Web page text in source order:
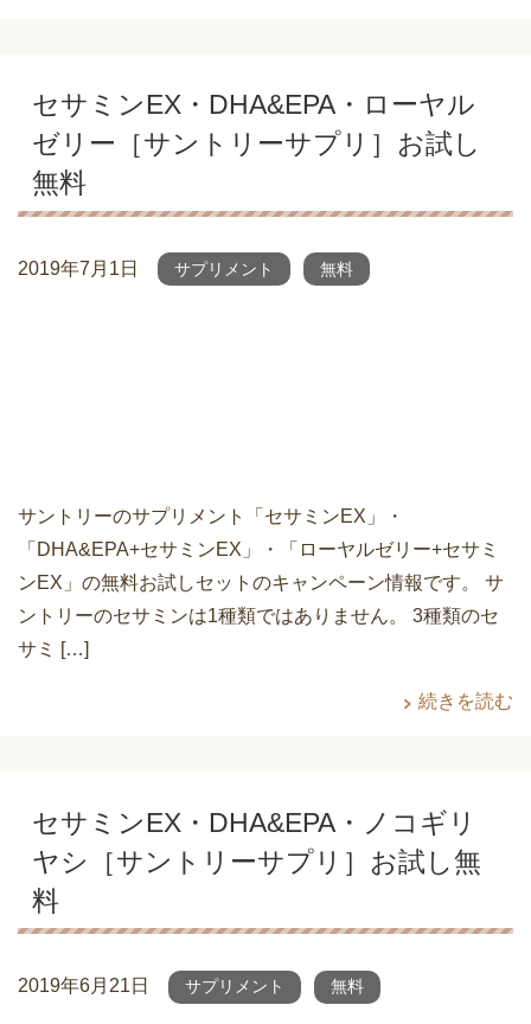
セサミンEX・DHA&EPA・ローヤル
ゼリー［サントリーサプリ］お試し
無料
2019年7月1日 サプリメント 無料
サントリーのサプリメント「セサミンEX」・
「DHA&EPA+セサミンEX」・「ローヤルゼリー+セサミ
ンEX」の無料お試しセットのキャンペーン情報です。 サ
ントリーのセサミンは1種類ではありません。 3種類のセ
サミ […]
続きを読む
セサミンEX・DHA&EPA・ノコギリ
ヤシ［サントリーサプリ］お試し無
料
2019年6月21日 サプリメント 無料